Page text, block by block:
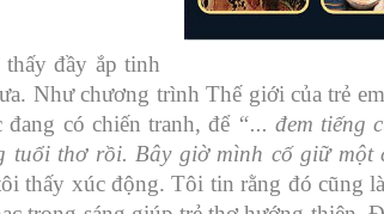
đầy ắp tinh
Như chương trình Thế giới của trẻ
có chiến tranh, để “... đem tiếng
thơ rồi. Bây giờ mình cố giữ
thấy xúc động. Tôi tin rằng đó cũng